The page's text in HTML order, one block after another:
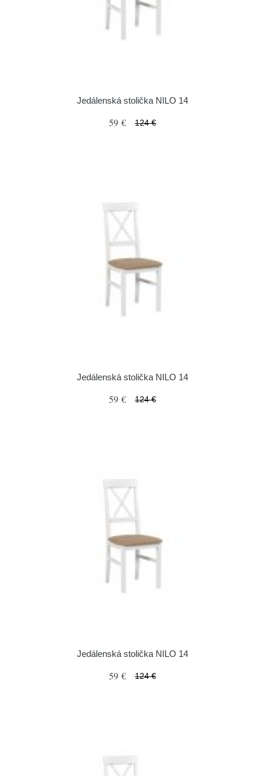
Jedálenská stolička NILO 14
59 € 124 €
Jedálenská stolička NILO 14
59 € 124 €
Jedálenská stolička NILO 14
59 € 124 €